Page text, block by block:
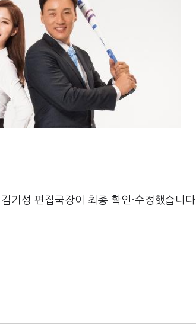
기성 편집국장이 최종 확인·수정했습니다.